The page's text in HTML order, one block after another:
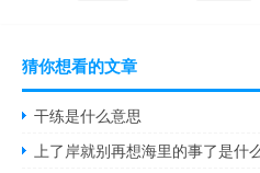
猜你想看的文章
干练是什么意思
上了岸就别再想海里的事了是什